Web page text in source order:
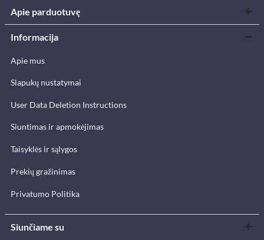
Apie parduotuvę
Informacija
Apie mus
Slapukų nustatymai
User Data Deletion Instructions
Siuntimas ir apmokėjimas
Taisyklės ir sąlygos
Prekių gražinimas
Privatumo Politika
Siunčiame su